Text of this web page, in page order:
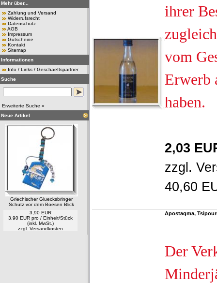
Mehr über...
Zahlung und Versand
Widerrufsrecht
Datenschutz
AGB
Impressum
Gutscheine
Kontakt
Sitemap
Informationen
Info / Links / Geschaeftspartner
Suche
Erweiterte Suche »
Neue Artikel
Griechischer Gluecksbringer
Schutz vor dem Boesen Blick
3,90 EUR
3,90 EUR pro / Einheit/Stück
(inkl. MwSt.)
zzgl. Versandkosten
ihrer
vom
Erwerb
haben.
2,03
zzgl.
40,60
Apostagma,
Der